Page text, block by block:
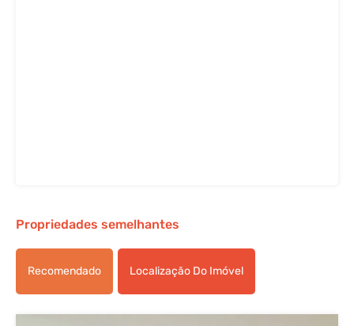
Propriedades semelhantes
Recomendado Localização Do Imóvel